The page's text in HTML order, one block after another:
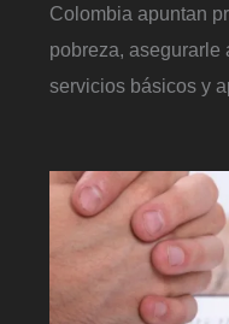
Colombia apuntan
pobreza, asegurarle
servicios básicos y